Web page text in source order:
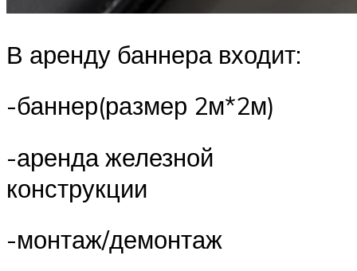
В аренду баннера входит:
-баннер(размер 2м*2м)
-аренда железной
конструкции
-монтаж/демонтаж